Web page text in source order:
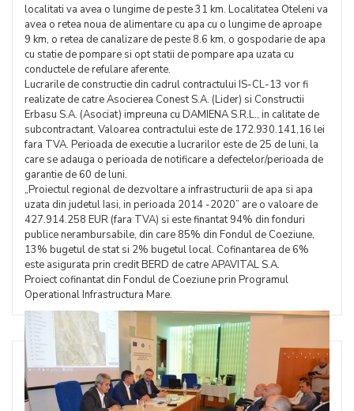
localitati va avea o lungime de peste 31 km. Localitatea Oteleni va
avea o retea noua de alimentare cu apa cu o lungime de aproape
9 km, o retea de canalizare de peste 8.6 km, o gospodarie de apa
cu statie de pompare si opt statii de pompare apa uzata cu
conductele de refulare aferente.
Lucrarile de constructie din cadrul contractului IS-CL-13 vor fi
realizate de catre Asocierea Conest S.A. (Lider) si Constructii
Erbasu S.A. (Asociat) impreuna cu DAMIENA S.R.L., in calitate de
subcontractant. Valoarea contractului este de 172.930.141,16 lei
fara TVA. Perioada de executie a lucrarilor este de 25 de luni, la
care se adauga o perioada de notificare a defectelor/perioada de
garantie de 60 de luni.
„Proiectul regional de dezvoltare a infrastructurii de apa si apa
uzata din judetul Iasi, in perioada 2014 -2020” are o valoare de
427.914.258 EUR (fara TVA) si este finantat 94% din fonduri
publice nerambursabile, din care 85% din Fondul de Coeziune,
13% bugetul de stat si 2% bugetul local. Cofinantarea de 6%
este asigurata prin credit BERD de catre APAVITAL S.A.
Proiect cofinantat din Fondul de Coeziune prin Programul
Operational Infrastructura Mare.